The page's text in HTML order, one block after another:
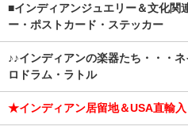
■インディアンジュエリー＆文化関
ー・ポストカード・ステッカー
♪♪インディアンの楽器たち・・・
ロドラム・ラトル
★インディアン居留地＆USA直輸